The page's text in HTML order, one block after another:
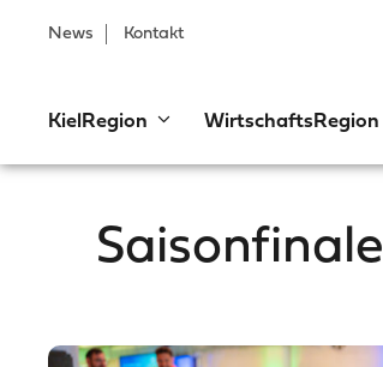
KielRegion WirtschaftsRegion
News Kontakt
Saisonfinale